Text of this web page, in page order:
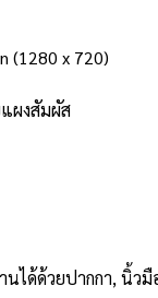
(1280 x 720)
ผงสัมผัส
ได้ด้วยปากกา, นิ้ว